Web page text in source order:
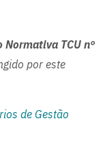
TCU nº
por este
de Gestão